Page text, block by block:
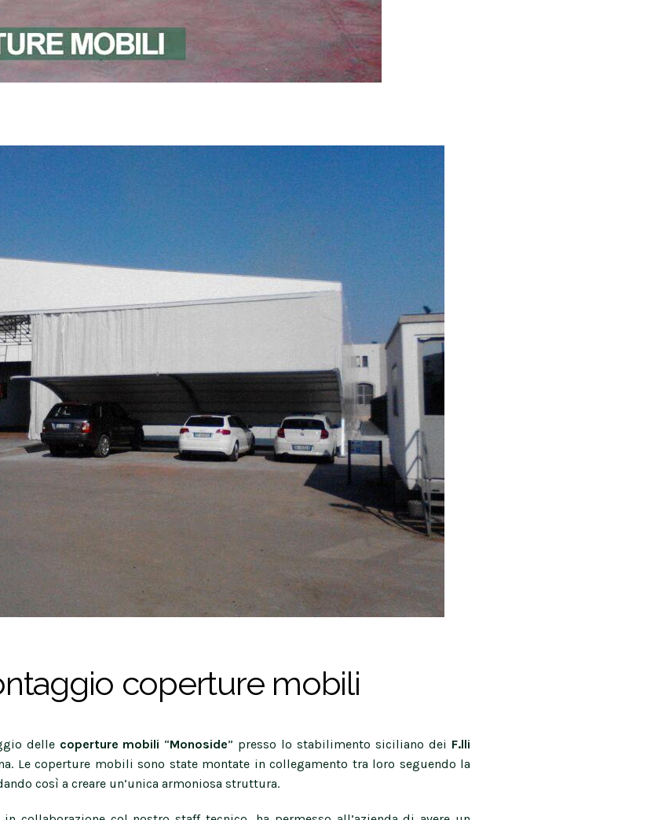
coperture mobili
delle coperture mobili “Monoside” presso lo stabilimento siciliano dei F.lli
Le coperture mobili sono state montate in collegamento tra loro seguendo la
così a creare un’unica armoniosa struttura.